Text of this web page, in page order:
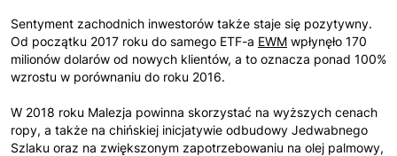
Sentyment zachodnich inwestorów także staje się pozytywny.
Od początku 2017 roku do samego ETF-a EWM wpłynęło 170
milionów dolarów od nowych klientów, a to oznacza ponad 100%
wzrostu w porównaniu do roku 2016.
W 2018 roku Malezja powinna skorzystać na wyższych cenach
ropy, a także na chińskiej inicjatywie odbudowy Jedwabnego
Szlaku oraz na zwiększonym zapotrzebowaniu na olej palmowy,